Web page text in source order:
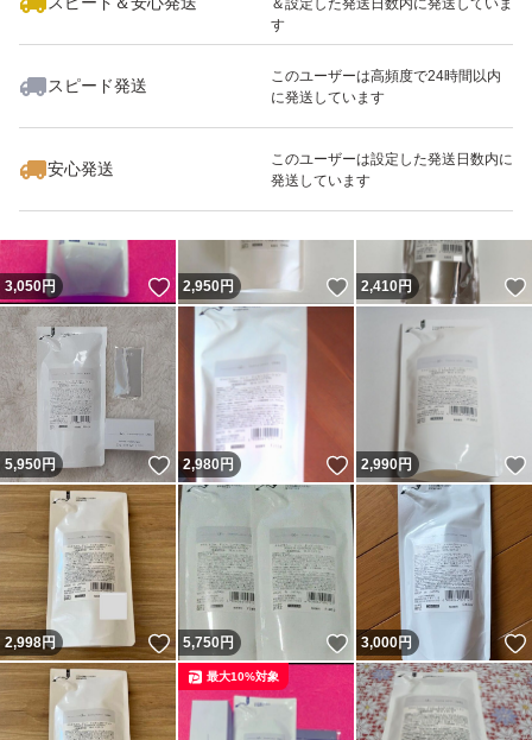
＆設定した発送日数内に発送していま
す
スピード発送
このユーザーは高頻度で24時間以内
に発送しています
安心発送
このユーザーは設定した発送日数内に
発送しています
いいね！
3,050
3,050円 いいね！
2,950円 いいね！
2,410円
5,950円 いいね！
2,980円 いいね！
2,990円
2,998円 いいね！
5,750円 いいね！
3,000円
最大10%対象